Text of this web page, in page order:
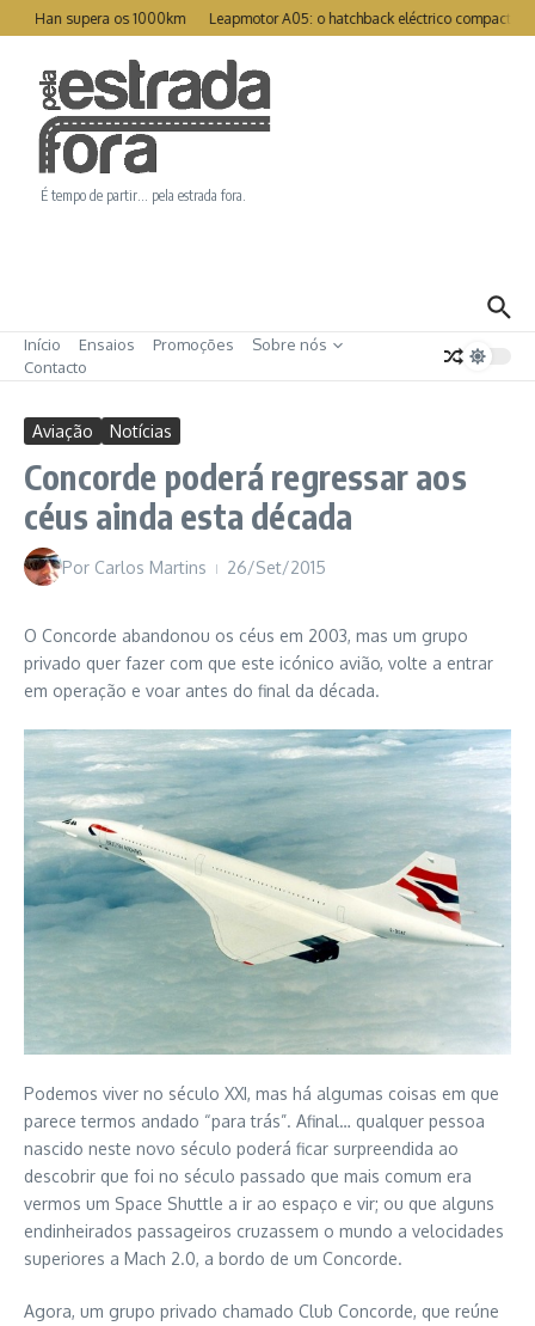
Ir para o conteúdo
Han supera os 1000km Leapmotor A05: o hatchback eléctrico compacto
É tempo de partir… pela estrada fora.
Início Ensaios Promoções
Sobre nós
Contacto
Aviação Notícias
Concorde poderá regressar aos
céus ainda esta década
Por Carlos Martins 26/Set/2015
O Concorde abandonou os céus em 2003, mas um grupo
privado quer fazer com que este icónico avião, volte a entrar
em operação e voar antes do final da década.
Podemos viver no século XXI, mas há algumas coisas em que
parece termos andado “para trás”. Afinal… qualquer pessoa
nascido neste novo século poderá ficar surpreendida ao
descobrir que foi no século passado que mais comum era
vermos um Space Shuttle a ir ao espaço e vir; ou que alguns
endinheirados passageiros cruzassem o mundo a velocidades
superiores a Mach 2.0, a bordo de um Concorde.
Agora, um grupo privado chamado Club Concorde, que reúne